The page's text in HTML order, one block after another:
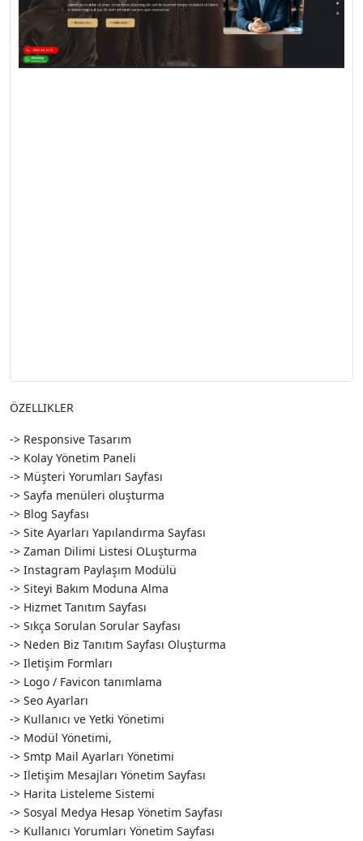
ÖZELLIKLER
-> Responsive Tasarım
-> Kolay Yönetim Paneli
-> Müşteri Yorumları Sayfası
-> Sayfa menüleri oluşturma
-> Blog Sayfası
-> Site Ayarları Yapılandırma Sayfası
-> Zaman Dilimi Listesi OLuşturma
-> Instagram Paylaşım Modülü
-> Siteyi Bakım Moduna Alma
-> Hizmet Tanıtım Sayfası
-> Sıkça Sorulan Sorular Sayfası
-> Neden Biz Tanıtım Sayfası Oluşturma
-> Iletişim Formları
-> Logo / Favicon tanımlama
-> Seo Ayarları
-> Kullanıcı ve Yetki Yönetimi
-> Modül Yönetimi,
-> Smtp Mail Ayarları Yönetimi
-> Iletişim Mesajları Yönetim Sayfası
-> Harita Listeleme Sistemi
-> Sosyal Medya Hesap Yönetim Sayfası
-> Kullanıcı Yorumları Yönetim Sayfası